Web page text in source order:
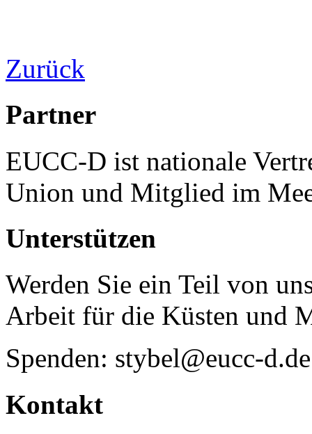
Zurück
Partner
EUCC-D ist nationale
Union und Mitglied im
Unterstützen
Werden Sie ein Teil von
Arbeit für die Küsten und
Spenden: stybel@eucc-d.de
Kontakt